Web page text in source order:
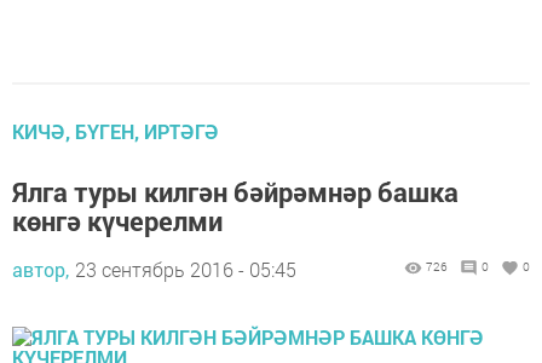
КИЧӘ, БҮГЕН, ИРТӘГӘ
Ялга туры килгән бәйрәмнәр башка
көнгә күчерелми
автор, 23 сентябрь 2016 - 05:45 726 0 0